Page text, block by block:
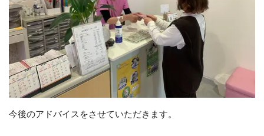
今後のアドバイスをさせていただきます。